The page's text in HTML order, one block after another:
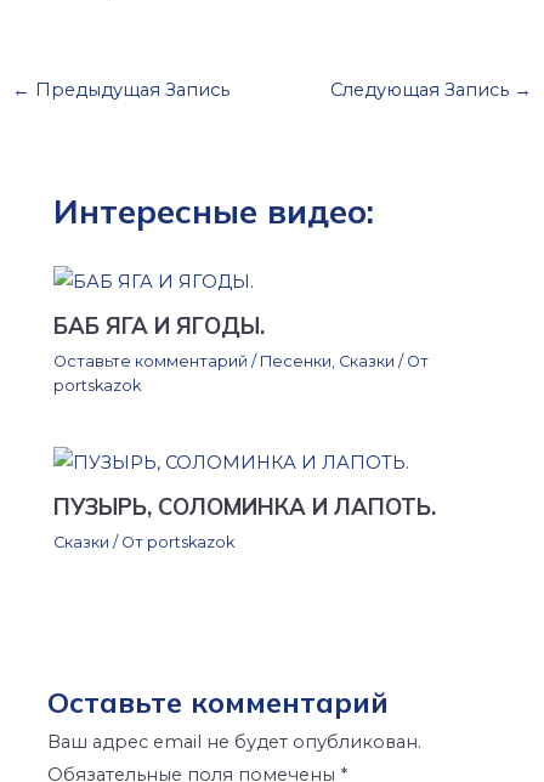
← Предыдущая Запись Следующая Запись →
Интересные видео:
БАБ ЯГА И ЯГОДЫ.
Оставьте комментарий / Песенки Сказки / От
portskazok
ПУЗЫРЬ, СОЛОМИНКА И ЛАПОТЬ.
Сказки / От portskazok
Оставьте комментарий
Ваш адрес email не будет опубликован.
Обязательные поля помечены *